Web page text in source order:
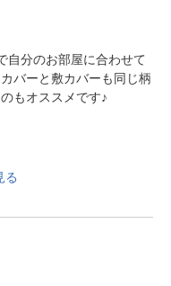
自分のお部屋に合わせて
バーと敷カバーも同じ柄
もオススメです♪
る